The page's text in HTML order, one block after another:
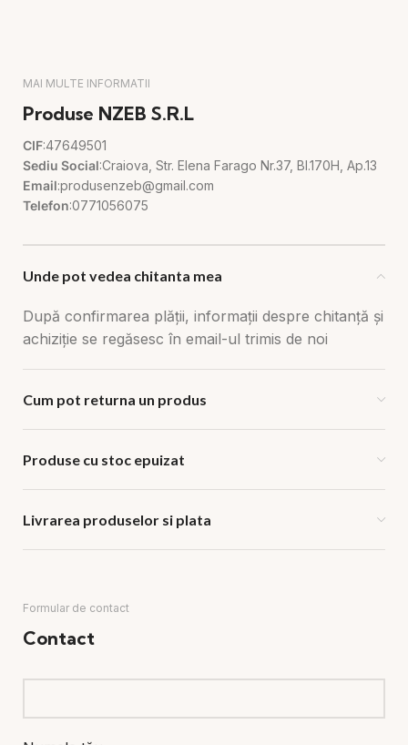
MAI MULTE INFORMATII
Produse NZEB S.R.L
CIF:47649501
Sediu Social:Craiova, Str. Elena Farago Nr.37, Bl.170H, Ap.13
Email:produsenzeb@gmail.com
Telefon:0771056075
Unde pot vedea chitanta mea
După confirmarea plății, informații despre chitanță și
achiziție se regăsesc în email-ul trimis de noi
Cum pot returna un produs
Produse cu stoc epuizat
Livrarea produselor si plata
Formular de contact
Contact